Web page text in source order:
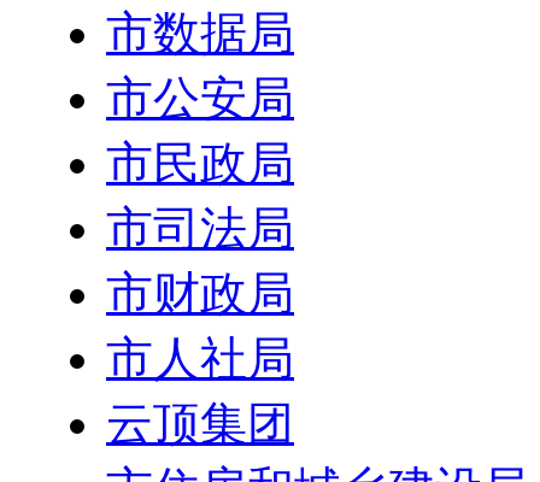
市数据局
市公安局
市民政局
市司法局
市财政局
市人社局
云顶集团